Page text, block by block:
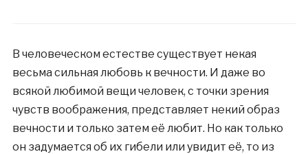
В человеческом естестве существует некая
весьма сильная любовь к вечности. И даже во
всякой любимой вещи человек, с точки зрения
чувств воображения, представляет некий образ
вечности и только затем её любит. Но как только
он задумается об их гибели или увидит её, то из